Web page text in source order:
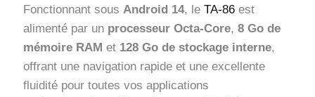
Fonctionnant sousAndroid 14, leTA-86 est
alimenté par un processeur Octa-Core,8 Go de
mémoire RAM et 128 Go de stockage interne,
offrant une navigation rapide et une excellente
fluidité pour toutes vos applications